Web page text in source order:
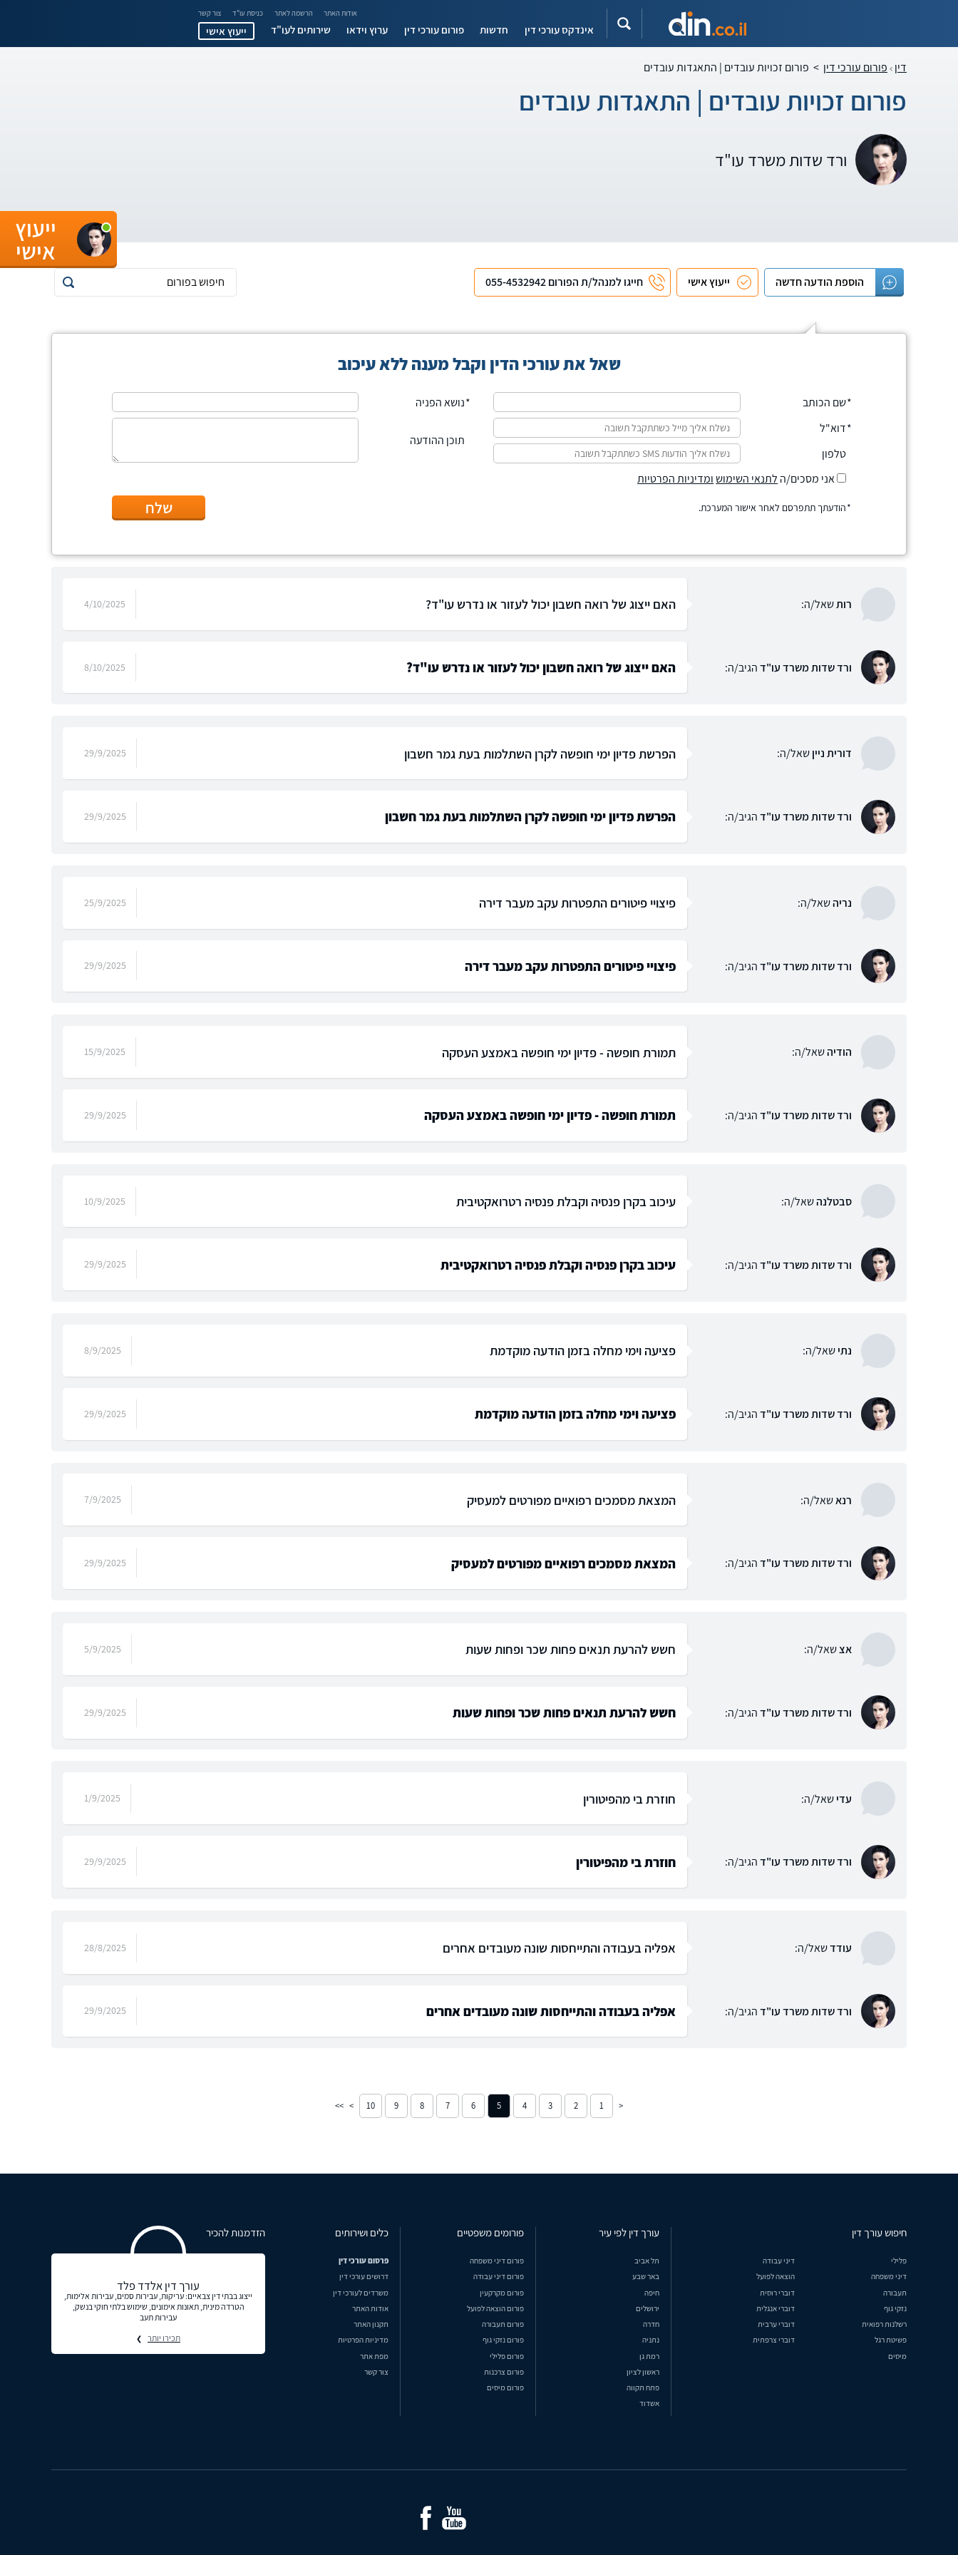
אודות האתר הרשמה לאתר כניסת עו"ד צור קשר
אינדקס עורכי דין חדשות פורום עורכי דין ערוץ וידאו שירותים לעו"ד ייעוץ אישי
דין פורום עורכי דין > פורום זכויות עובדים | התאגדות עובדים
פורום זכויות עובדים | התאגדות עובדים
ורד שדות משרד עו"ד
הוספת הודעה חדשה ייעוץ אישי חייגו למנהל/ת הפורום 055-4532942
שאל את עורכי הדין וקבל מענה ללא עיכוב
שם הכותב
דוא"ל
טלפון
נושא הפניה
תוכן ההודעה
אני מסכים/ה לתנאי השימושומדיניות הפרטיות
הודעתך תתפרסם לאחר אישור המערכת. שלח
רותשאל/ה: האם ייצוג של רואה חשבון יכול לעזור או נדרש עו"ד? 4/10/2025
ורד שדות משרד עו"דהגיב/ה: האם ייצוג של רואה חשבון יכול לעזור או נדרש עו"ד? 8/10/2025
דורית נייןשאל/ה: הפרשת פדיון ימי חופשה לקרן השתלמות בעת גמר חשבון 29/9/2025
ורד שדות משרד עו"דהגיב/ה: הפרשת פדיון ימי חופשה לקרן השתלמות בעת גמר חשבון 29/9/2025
נריהשאל/ה: פיצויי פיטורים התפטרות עקב מעבר דירה 25/9/2025
ורד שדות משרד עו"דהגיב/ה: פיצויי פיטורים התפטרות עקב מעבר דירה 29/9/2025
הודיהשאל/ה: תמורת חופשה - פדיון ימי חופשה באמצע העסקה 15/9/2025
ורד שדות משרד עו"דהגיב/ה: תמורת חופשה - פדיון ימי חופשה באמצע העסקה 29/9/2025
סבטלנהשאל/ה: עיכוב בקרן פנסיה וקבלת פנסיה רטרואקטיבית 10/9/2025
ורד שדות משרד עו"דהגיב/ה: עיכוב בקרן פנסיה וקבלת פנסיה רטרואקטיבית 29/9/2025
נתישאל/ה: פציעה וימי מחלה בזמן הודעה מוקדמת 8/9/2025
ורד שדות משרד עו"דהגיב/ה: פציעה וימי מחלה בזמן הודעה מוקדמת 29/9/2025
רנאשאל/ה: המצאת מסמכים רפואיים מפורטים למעסיק 7/9/2025
ורד שדות משרד עו"דהגיב/ה: המצאת מסמכים רפואיים מפורטים למעסיק 29/9/2025
אצשאל/ה: חשש להרעת תנאים פחות שכר ופחות שעות 5/9/2025
ורד שדות משרד עו"דהגיב/ה: חשש להרעת תנאים פחות שכר ופחות שעות 29/9/2025
עדישאל/ה: חוזרת בי מהפיטורין 1/9/2025
ורד שדות משרד עו"דהגיב/ה: חוזרת בי מהפיטורין 29/9/2025
עודדשאל/ה: אפליה בעבודה והתייחסות שונה מעובדים אחרים 28/8/2025
ורד שדות משרד עו"דהגיב/ה: אפליה בעבודה והתייחסות שונה מעובדים אחרים 29/9/2025
1
2
3
4
5
6
7
8
9
10
ייעוץ
אישי
חיפוש עורך דין
פלילי
דיני עבודה
דיני משפחה
הוצאה לפועל
תעבורה
דוברי רוסית
נזקי גוף
דוברי אנגלית
רשלנות רפואית
דוברי ערבית
פשיטת רגל
דוברי צרפתית
מיסים
עורך דין לפי עיר
תל אביב
באר שבע
חיפה
ירושלים
חדרה
נתניה
רמת גן
ראשון לציון
פתח תקווה
אשדוד
פורומים משפטיים
פורום דיני משפחה
פורום דיני עבודה
פורום מקרקעין
פורום הוצאה לפועל
פורום תעבורה
פורום נזקי גוף
פורום פלילי
פורום צרכנות
פורום מיסים
כלים ושירותים
פרסום עורכי דין
דרושים עורכי דין
משרדים לעורכי דין
אודות האתר
תקנון האתר
מדיניות הפרטיות
מפת אתר
צור קשר
הזדמנות להכיר
עורך דין אלדד פלד
ייצוג בבתי דין צבאיים: עריקות, עבירות סמים, עבירות אלימות,
הטרדה מינית, תאונות אימונים, שימוש בלתי חוקי בנשק,
עבירות תעב
תכירו יותר